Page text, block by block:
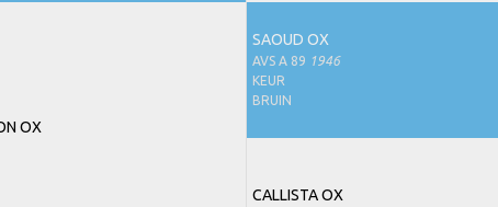
OX
SAOUD OX
AVS A 89 1946
KEUR
BRUIN
CALLISTA OX